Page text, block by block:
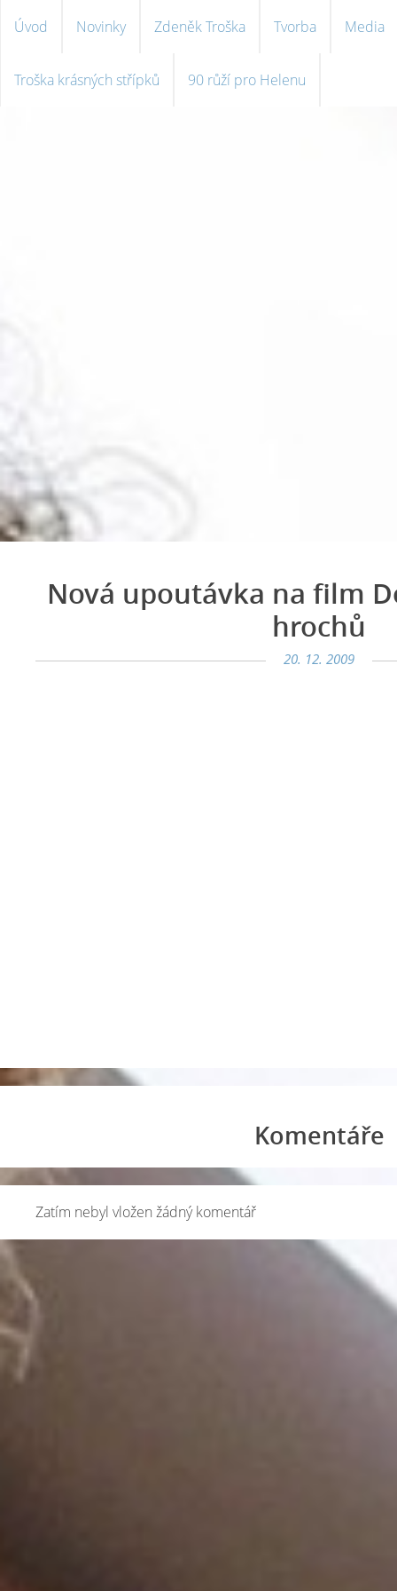
Úvod Novinky Zdeněk Troška Tvorba Media
Troška krásných střípků 90 růží pro Helenu
Nová upoutávka na film
hrochů
20. 12. 2009
Komentáře
Zatím nebyl vložen žádný komentář